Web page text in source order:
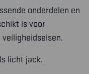
onderdelen en
is voor
licht jack.